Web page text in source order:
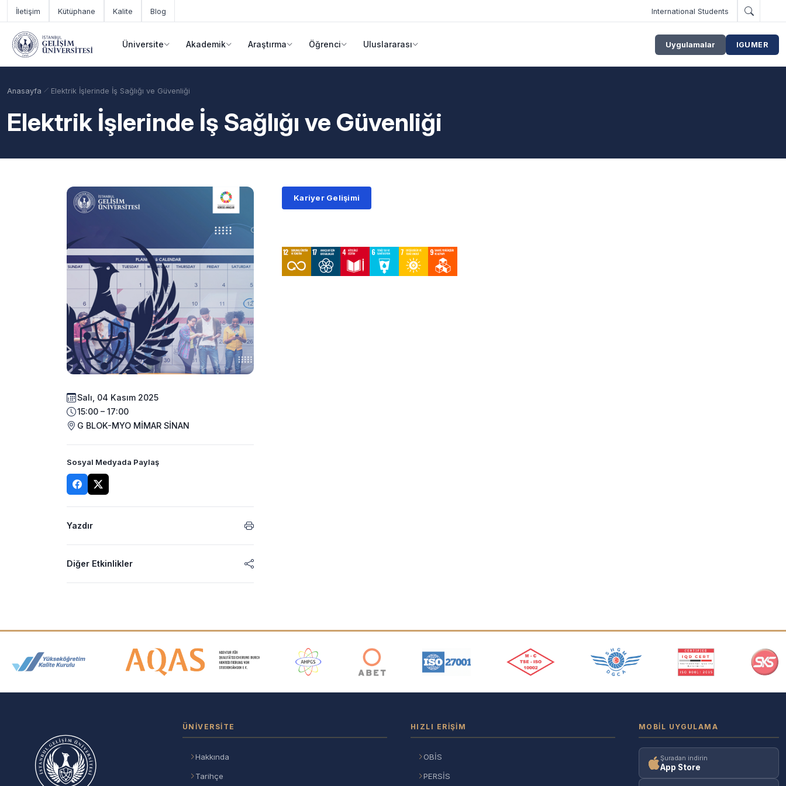
Ana içeriğe geç
İletişim Kütüphane Kalite Blog International Students
Üniversite Akademik Araştırma Öğrenci Uluslararası Uygulamalar IGUMER
Anasayfa Elektrik İşlerinde İş Sağlığı ve Güvenliği
Elektrik İşlerinde İş Sağlığı ve Güvenliği
Salı, 04 Kasım 2025
15:00 – 17:00
G BLOK-MYO MİMAR SİNAN
Sosyal Medyada Paylaş
Yazdır
Diğer Etkinlikler
Kariyer Gelişimi
Akreditasyon ve Üyelik Logoları
ÜNIVERSITE
Hakkında
Tarihçe
HIZLI ERIŞIM
OBİS
PERSİS
MOBIL UYGULAMA
Şuradan indirin
App Store